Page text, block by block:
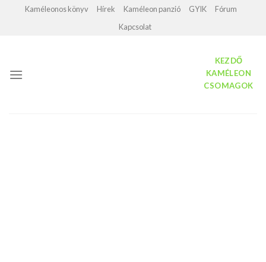
Kaméleonos könyv Hírek Kaméleon panzió GYIK
Fórum
Kapcsolat
KEZDŐ
KAMÉLEON
CSOMAGOK